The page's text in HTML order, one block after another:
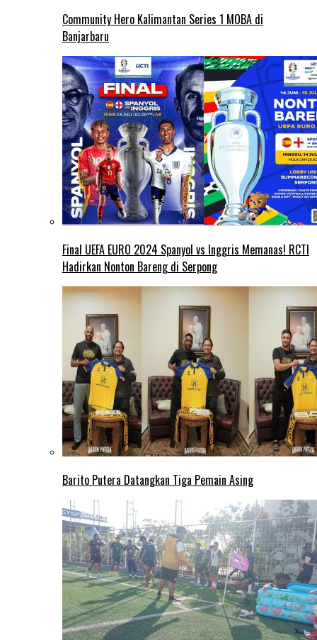
Community Hero Kalimantan Series 1 MOBA di
Banjarbaru
Final UEFA EURO 2024 Spanyol vs Inggris Memanas! RCTI
Hadirkan Nonton Bareng di Serpong
Barito Putera Datangkan Tiga Pemain Asing